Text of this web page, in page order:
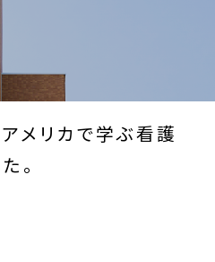
アメリカで学ぶ看護
。